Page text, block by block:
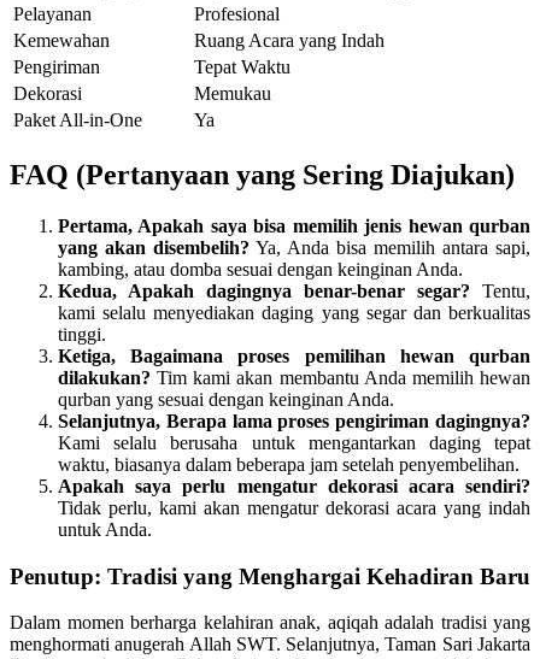
Pelayanan
Profesional
Kemewahan
Ruang Acara yang Indah
Pengiriman
Tepat Waktu
Dekorasi
Memukau
Paket All-in-One
Ya
FAQ (Pertanyaan yang Sering Diajukan)
Pertama, Apakah saya bisa memilih jenis hewan qurban
yang akan disembelih? Ya, Anda bisa memilih antara sapi,
kambing, atau domba sesuai dengan keinginan Anda.
Kedua, Apakah dagingnya benar-benar segar? Tentu,
kami selalu menyediakan daging yang segar dan berkualitas
tinggi.
Ketiga, Bagaimana proses pemilihan hewan qurban
dilakukan? Tim kami akan membantu Anda memilih hewan
qurban yang sesuai dengan keinginan Anda.
Selanjutnya, Berapa lama proses pengiriman dagingnya?
Kami selalu berusaha untuk mengantarkan daging tepat
waktu, biasanya dalam beberapa jam setelah penyembelihan.
Apakah saya perlu mengatur dekorasi acara sendiri?
Tidak perlu, kami akan mengatur dekorasi acara yang indah
untuk Anda.
Penutup: Tradisi yang Menghargai Kehadiran Baru
Dalam momen berharga kelahiran anak, aqiqah adalah tradisi yang
menghormati anugerah Allah SWT. Selanjutnya, Taman Sari Jakarta